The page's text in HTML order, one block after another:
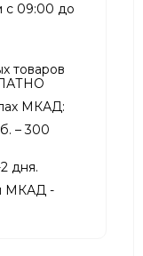
с 09:00 до
товаров
МКАД:
– 300
дня.
МКАД -